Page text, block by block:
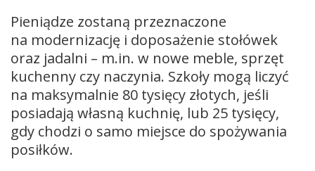
Pieniądze zostaną przeznaczone
na modernizację i doposażenie stołówek
oraz jadalni – m.in. w nowe meble, sprzęt
kuchenny czy naczynia. Szkoły mogą liczyć
na maksymalnie 80 tysięcy złotych, jeśli
posiadają własną kuchnię, lub 25 tysięcy,
gdy chodzi o samo miejsce do spożywania
posiłków.